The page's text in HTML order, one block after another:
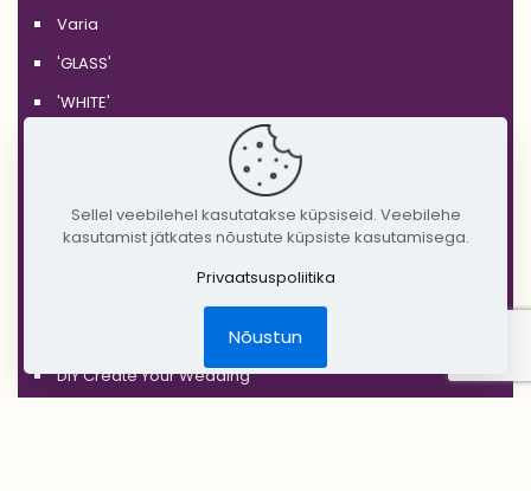
Varia
'GLASS'
'WHITE'
'GOLD'
DIY Create Your Wedding
Sellel veebilehel kasutatakse küpsiseid. Veebilehe
kasutamist jätkates nõustute küpsiste kasutamisega.
Privaatsuspoliitika
Nõustun